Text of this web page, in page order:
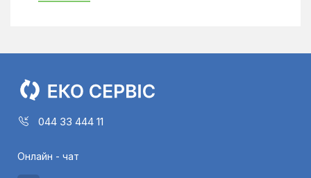
044 33 444 11
Онлайн - чат